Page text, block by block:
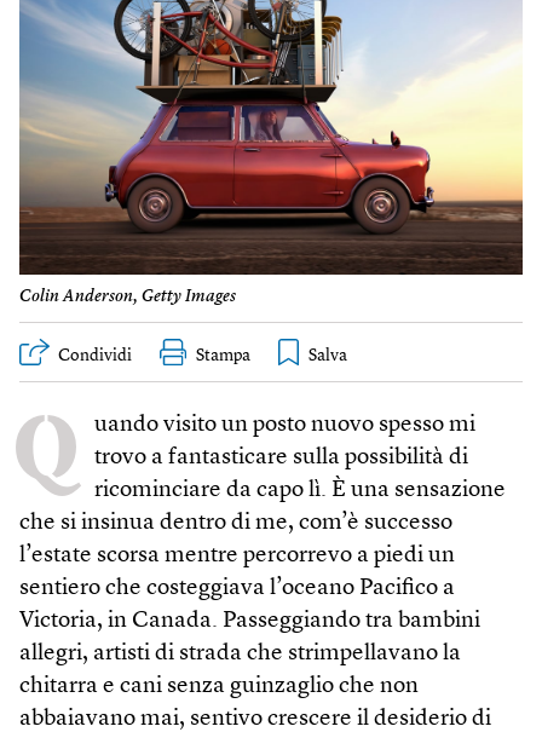
Colin Anderson, Getty Images
Condividi Stampa
Q uando visito un posto nuovo spesso mi
trovo a fantasticare sulla possibilità di
ricominciare da capo lì. È una sensazione
che si insinua dentro di me, com’è successo
l’estate scorsa mentre percorrevo a piedi un
sentiero che costeggiava l’oceano Pacifico a
Victoria, in Canada. Passeggiando tra bambini
allegri, artisti di strada che strimpellavano la
chitarra e cani senza guinzaglio che non
abbaiavano mai, sentivo crescere il desiderio di